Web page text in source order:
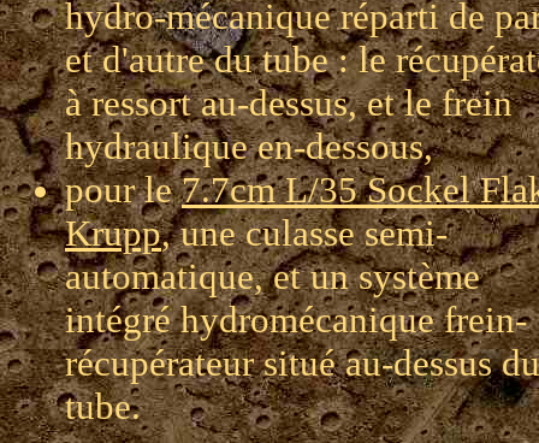
hydro-mécanique réparti de
et d'autre du tube : le
à ressort au-dessus, et le frein
hydraulique en-dessous,
pour le7.7cm L/35 Sockel
Krupp, une culasse semi-
automatique, et un système
intégré hydromécanique frein-
récupérateur situé au-dessus du
tube.